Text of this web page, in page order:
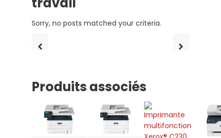
Sorry, no posts matched your criteria.
Produits associés